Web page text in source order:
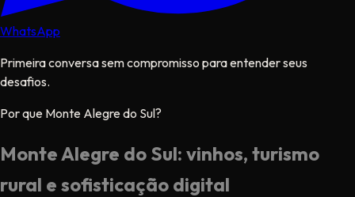
WhatsApp
Primeira conversa sem compromisso para entender seus
desafios.
Por que Monte Alegre do Sul?
Monte Alegre do Sul: vinhos, turismo
rural e sofisticação digital